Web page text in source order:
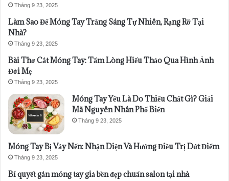
Tháng 9 23, 2025
Làm Sao Để Móng Tay Trắng Sáng Tự Nhiên, Rạng Rỡ Tại
Nhà?
Tháng 9 23, 2025
Bài Thơ Cắt Móng Tay: Tấm Lòng Hiếu Thảo Qua Hình Ảnh
Đời Mẹ
Tháng 9 23, 2025
Móng Tay Yếu Là Do Thiếu Chất Gì? Giải
Mã Nguyên Nhân Phổ Biến
Tháng 9 23, 2025
Móng Tay Bị Vảy Nến: Nhận Diện Và Hướng Điều Trị Dứt Điểm
Tháng 9 23, 2025
Bí quyết gắn móng tay giả bền đẹp chuẩn salon tại nhà